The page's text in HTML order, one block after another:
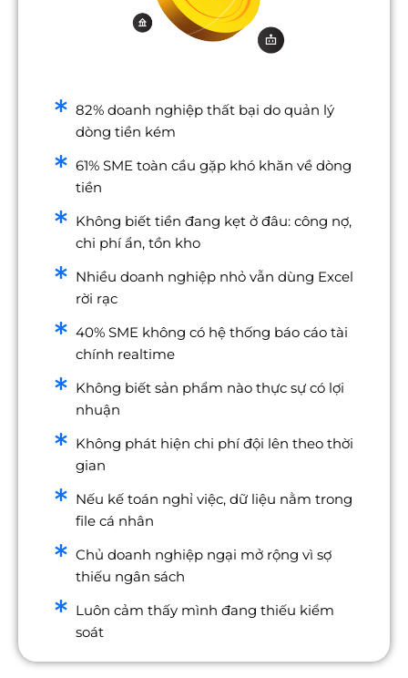
82% doanh nghiệp thất bại do quản lý
dòng tiền kém
61% SME toàn cầu gặp khó khăn về dòng
tiền
Không biết tiền đang kẹt ở đâu: công nợ,
chi phí ẩn, tồn kho
Nhiều doanh nghiệp nhỏ vẫn dùng Excel
rời rạc
40% SME không có hệ thống báo cáo tài
chính realtime
Không biết sản phẩm nào thực sự có lợi
nhuận
Không phát hiện chi phí đội lên theo thời
gian
Nếu kế toán nghỉ việc, dữ liệu nằm trong
file cá nhân
Chủ doanh nghiệp ngại mở rộng vì sợ
thiếu ngân sách
Luôn cảm thấy mình đang thiếu kiểm
soát